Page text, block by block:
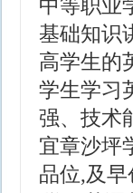
中等职业
基础知识
高学生的
学生学习
强、技术
宜章沙坪
品位,及